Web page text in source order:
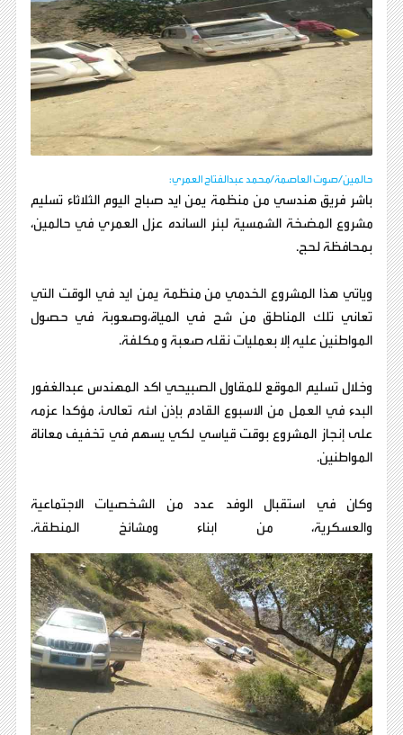
حالمين/صوت العاصمة/محمد عبدالفتاح العمري:
باشر فريق هندسي من منظمة يمن ايد صباح اليوم الثلاثاء تسليم
مشروع المضخة الشمسية لبئر السانده عزل العمري في حالمين،
بمحافظة لحج.
وياتي هذا المشروع الخدمي من منظمة يمن ايد في الوقت التي
تعاني تلك المناطق من شح في المياة،وصعوبة في حصول
المواطنين عليه إلا بعمليات نقله صعبة و مكلفة.
وخلال تسليم الموقع للمقاول الصبيحي اكد المهندس عبدالغفور
البدء في العمل من الاسبوع القادم بإذن الله تعالئ، مؤكدا عزمه
على إنجاز المشروع بوقت قياسي لكي يسهم في تخفيف معاناة
المواطنين.
وكان في استقبال الوفد عدد من الشخصيات الاجتماعية
والعسكرية، من ابناء ومشائخ المنطقة.